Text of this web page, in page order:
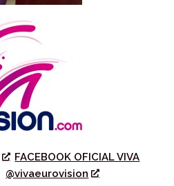
FACEBOOK OFICIAL VIVA
@vivaeurovision